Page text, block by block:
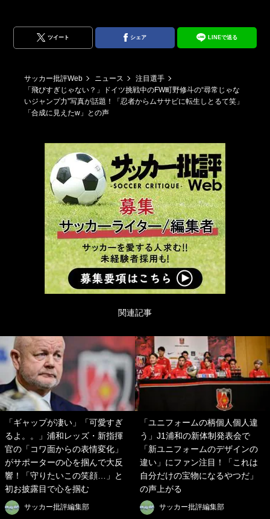
ツイート シェア LINEで送る
サッカー批評Web ニュース
注目選手
「飛びすぎじゃない？」ドイツ挑戦中のFW町野修斗の“尋常じゃな
いジャンプ力”写真が話題！「忍者からムササビに転生しとるて笑」
「合成に見えたw」との声
関連記事
「ギャップが凄い」「可愛すぎ
るよ。。」浦和レッズ・新指揮
官の「コワ面からの表情変化」
がサポーターの心を掴んで大反
響！「守りたいこの笑顔…」と
初お披露目で心を掴む
サッカー批評編集部
「ユニフォームの柄個人個人違
う」J1浦和の新体制発表会で
「新ユニフォームのデザインの
違い」にファン注目！「これは
自分だけの宝物になるやつだ」
の声上がる
サッカー批評編集部